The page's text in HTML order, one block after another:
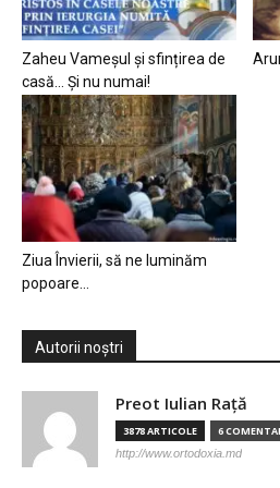
Zaheu Vameșul și sfințirea de
casă… Și nu numai!
Ziua Învierii, să ne luminăm
popoare…
Autorii noștri
Preot Iulian Raţă
3878 ARTICOLE 6
http://www.ortodoxia.md